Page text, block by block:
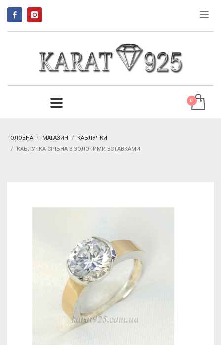
ГОЛОВНА МАГАЗИН
КАБЛУЧКИ
КАБЛУЧКА СРІБНА З ЗОЛОТИМИ ВСТАВКАМИ